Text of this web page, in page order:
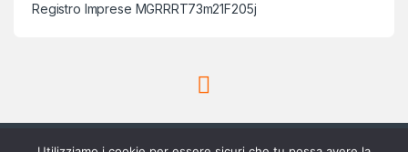
Registro Imprese MGRRRT73m21F205j